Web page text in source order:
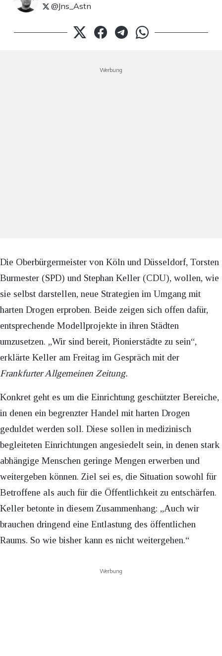
@Jns_Astn
Werbung
Die Oberbürgermeister von Köln und Düsseldorf, Torsten
Burmester (SPD) und Stephan Keller (CDU), wollen, wie
sie selbst darstellen, neue Strategien im Umgang mit
harten Drogen erproben. Beide zeigen sich offen dafür,
entsprechende Modellprojekte in ihren Städten
umzusetzen. „Wir sind bereit, Pionierstädte zu sein“,
erklärte Keller am Freitag im Gespräch mit der
Frankfurter Allgemeinen Zeitung.
Konkret geht es um die Einrichtung geschützter Bereiche,
in denen ein begrenzter Handel mit harten Drogen
geduldet werden soll. Diese sollen in medizinisch
begleiteten Einrichtungen angesiedelt sein, in denen stark
abhängige Menschen geringe Mengen erwerben und
weitergeben können. Ziel sei es, die Situation sowohl für
Betroffene als auch für die Öffentlichkeit zu entschärfen.
Keller betonte in diesem Zusammenhang: „Auch wir
brauchen dringend eine Entlastung des öffentlichen
Raums. So wie bisher kann es nicht weitergehen.“
Werbung